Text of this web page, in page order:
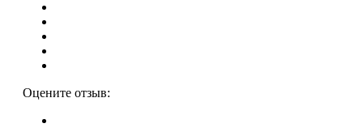
Оцените отзыв: